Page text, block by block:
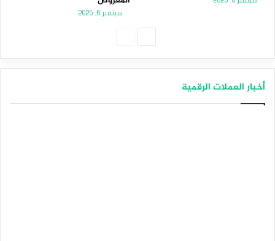
سبتمبر 6, 2025
أخبار العملات الرقمية